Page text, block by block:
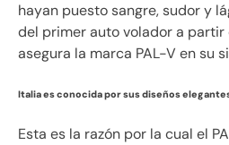
hayan puesto sangre, sudor y
del primer auto volador a partir
asegura la marca PAL-V en su
Italia es conocida por sus diseños
Esta es la razón por la cual el